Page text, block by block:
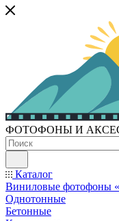
ФОТОФОНЫ И
Каталог
Виниловые фотофоны
Однотонные
Бетонные